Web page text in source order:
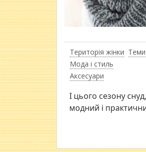
Територія жінки Теми
Мода і стиль
Аксесуари
І цього сезону
модний і